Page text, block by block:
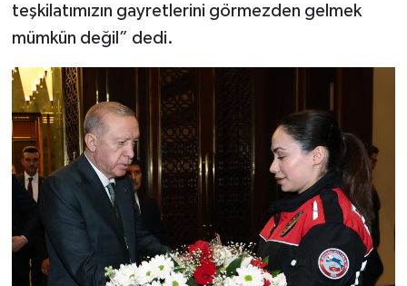
teşkilatımızın gayretlerini görmezden gelmek
mümkün değil” dedi.